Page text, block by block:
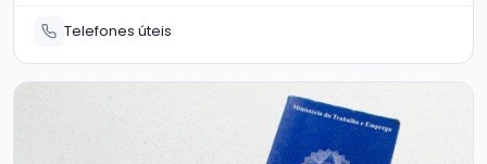
Telefones úteis